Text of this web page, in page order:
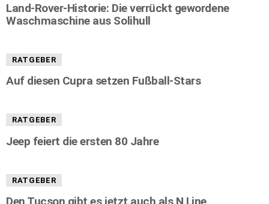
Land-Rover-Historie: Die verrückt gewordene
Waschmaschine aus Solihull
RATGEBER
Auf diesen Cupra setzen Fußball-Stars
RATGEBER
Jeep feiert die ersten 80 Jahre
RATGEBER